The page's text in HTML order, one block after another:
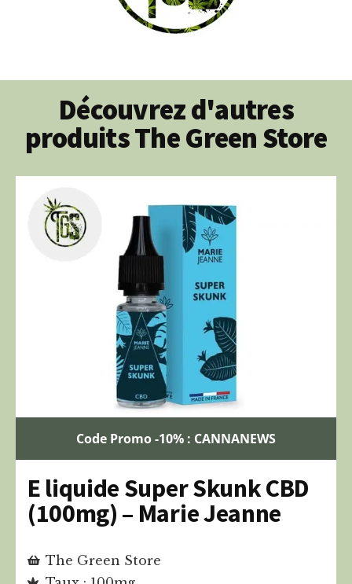
Découvrez d'autres
produits The Green Store
Code Promo -10% : CANNANEWS
E liquide Super Skunk CBD
(100mg) – Marie Jeanne
The Green Store